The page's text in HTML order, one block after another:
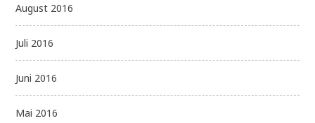
August 2016
Juli 2016
Juni 2016
Mai 2016